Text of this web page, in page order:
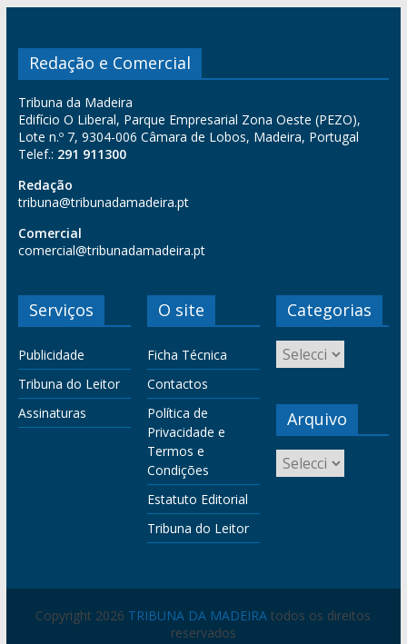
Redação e Comercial
Tribuna da Madeira
Edifício O Liberal, Parque Empresarial Zona Oeste (PEZO),
Lote n.º 7, 9304-006 Câmara de Lobos, Madeira, Portugal
Telef.: 291 911300
Redação
tribuna@tribunadamadeira.pt
Comercial
comercial@tribunadamadeira.pt
Serviços
Publicidade
Tribuna do Leitor
Assinaturas
O site
Ficha Técnica
Contactos
Política de
Privacidade e
Termos e
Condições
Estatuto Editorial
Tribuna do Leitor
Categorias
Arquivo
Copyright 2026 TRIBUNA DA MADEIRA todos os direitos
reservados